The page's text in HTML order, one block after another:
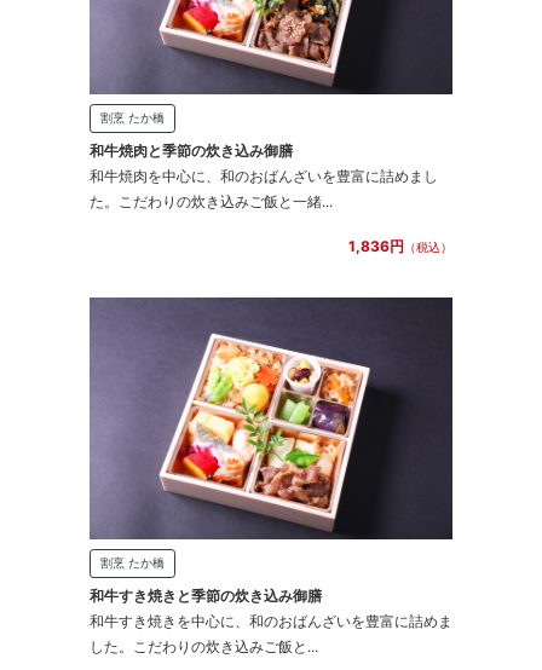
割烹 たか橋
和牛焼肉と季節の炊き込み御膳
和牛焼肉を中心に、和のおばんざいを豊富に詰めまし
た。こだわりの炊き込みご飯と一緒...
1,836円 （税込）
割烹 たか橋
和牛すき焼きと季節の炊き込み御膳
和牛すき焼きを中心に、和のおばんざいを豊富に詰めま
した。こだわりの炊き込みご飯と...